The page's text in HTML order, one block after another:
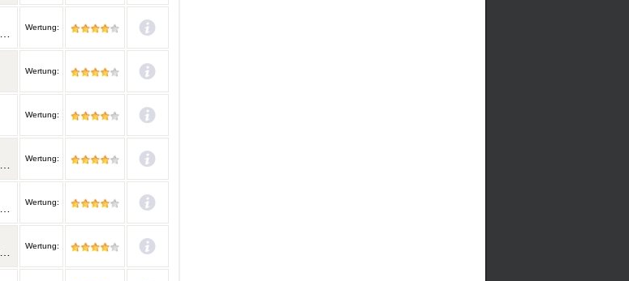
Wertung:
Wertung:
Wertung:
Wertung:
Wertung:
Wertung: